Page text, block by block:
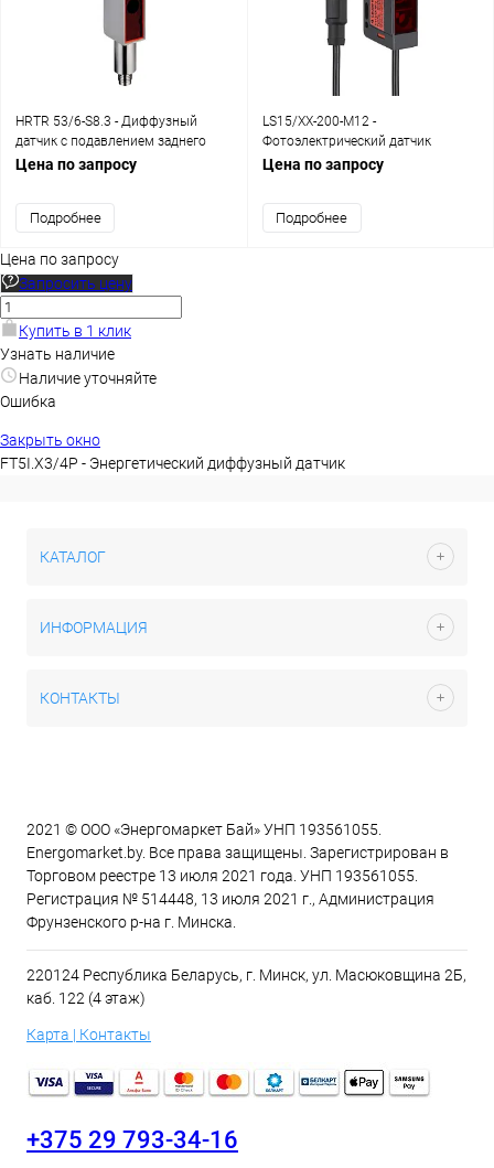
HRTR 53/6-S8.3 - Диффузный
датчик с подавлением заднего
фона
Цена по запросу
Подробнее
LS15/XX-200-M12 -
Фотоэлектрический датчик
однолучевой transmitter
Цена по запросу
Подробнее
Цена по запросу
Запросить цену
Купить в 1 клик
Узнать наличие
Наличие уточняйте
Ошибка
Закрыть окно
FT5I.X3/4P - Энергетический диффузный датчик
КАТАЛОГ
ИНФОРМАЦИЯ
КОНТАКТЫ
2021 © ООО «Энергомаркет Бай» УНП 193561055.
Energomarket.by. Все права защищены. Зарегистрирован в
Торговом реестре 13 июля 2021 года. УНП 193561055.
Регистрация № 514448, 13 июля 2021 г., Администрация
Фрунзенского р-на г. Минска.
220124 Республика Беларусь, г. Минск, ул. Масюковщина 2Б,
каб. 122 (4 этаж)
Карта | Контакты
+375 29 793-34-16